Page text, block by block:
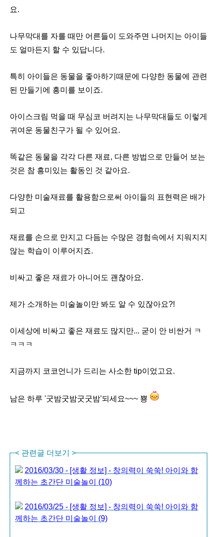
요.
나무막대를 자를 때만 어른들이 도와주면 나머지는 아이들
도 얼마든지 할 수 있답니다.
특히 아이들은 동물을 좋아하기때문에 다양한 동물에 관련
된 만들기에 흥미를 보이죠.
아이스크림 먹을 때 무심코 버려지는 나무막대들도 이렇게
귀여운 동물친구가 될 수 있어요.
똑같은 동물을 각각 다른 재료, 다른 방법으로 만들어 보는
것은 참 흥미있는 활동인 것 같아요.
다양한 미술재료를 활용함으로써 아이들의 표현력은 배가
되고
재료를 손으로 만지고 다듬는 수많은 경험속에서 지워지지
않는 학습이 이루어지죠.
비싸고 좋은 재료가 아니어도 괜찮아요.
제가 소개하는 미술놀이만 봐도 알 수 있잖아요?!
이세상에 비싸고 좋은 재료도 많지만... 굳이 안 비싼거 ㅋ
ㅋㅋㅋ
지금까지 코코언니가 드리는 사소한 tip이었고요.
남은 하루 '굿밤굿밤굿굿밤'되세요~~~ 뿅
< 관련글 더보기 >
2016/03/30 - [생활 정보] - 창의력이 쑥쑥! 아이와 함
께하는 초간단 미술놀이 (10)
2016/03/25 - [생활 정보] - 창의력이 쑥쑥! 아이와 함
께하는 초간단 미술놀이 (9)